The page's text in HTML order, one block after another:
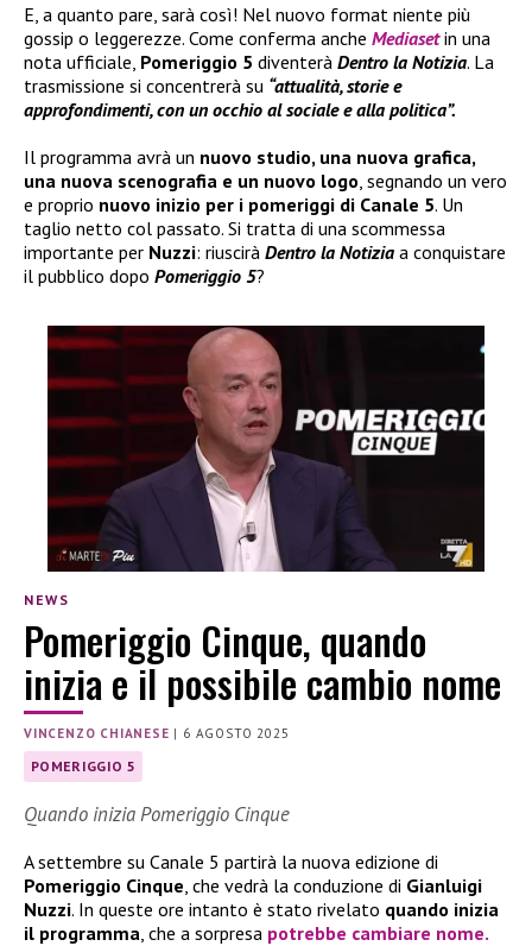
E, a quanto pare, sarà così! Nel nuovo format niente più
gossip o leggerezze. Come conferma anche Mediasetin una
nota ufficiale, Pomeriggio 5 diventerà Dentro la Notizia. La
trasmissione si concentrerà su “attualità, storie e
approfondimenti, con un occhio al sociale e alla politica”.
Il programma avrà un nuovo studio, una nuova grafica,
una nuova scenografia e un nuovo logo , segnando un vero
e proprio nuovo inizio per i pomeriggi di Canale 5. Un
taglio netto col passato. Si tratta di una scommessa
importante per Nuzzi: riuscirà Dentro la Notizia a conquistare
il pubblico dopo Pomeriggio 5?
NEWS
Pomeriggio Cinque, quando
inizia e il possibile cambio nome
VINCENZO CHIANESE | 6 AGOSTO 2025
POMERIGGIO 5
Quando inizia Pomeriggio Cinque
A settembre su Canale 5 partirà la nuova edizione di
Pomeriggio Cinque, che vedrà la conduzione di Gianluigi
Nuzzi. In queste ore intanto è stato rivelato quando inizia
il programma, che a sorpresa potrebbe cambiare nome.